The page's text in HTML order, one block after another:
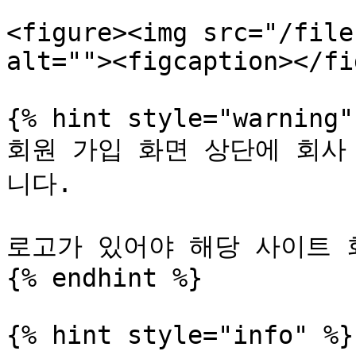
<figure><img src="/files/
alt=""><figcaption></
{% hint style="warning"
회원 가입 화면 상단에 회
니다.
로고가 있어야 해당 사이트
{% endhint %}
{% hint style="info" %}